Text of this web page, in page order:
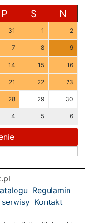
P S N
31 1 2
7 8 9
14 15 16
21 22 23
28 29 30
4 5 6
Regulamin
serwisy Kontakt